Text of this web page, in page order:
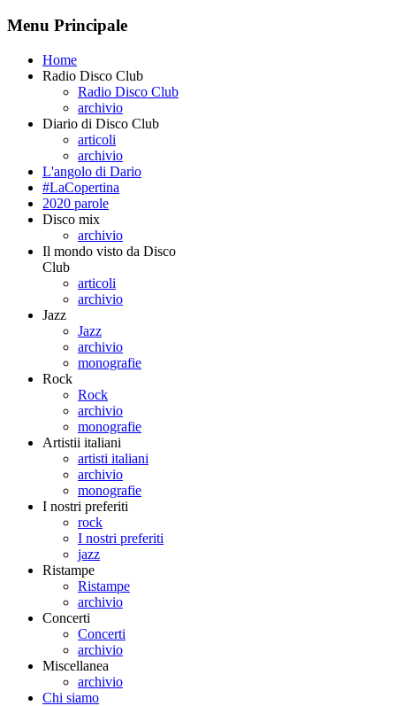
Menu Principale
Home
Radio Disco Club
Radio Disco Club
archivio
Diario di Disco Club
articoli
archivio
L'angolo di Dario
#LaCopertina
2020 parole
Disco mix
archivio
Il mondo visto da Disco
Club
articoli
archivio
Jazz
Jazz
archivio
monografie
Rock
Rock
archivio
monografie
Artistii italiani
artisti italiani
archivio
monografie
I nostri preferiti
rock
I nostri preferiti
jazz
Ristampe
Ristampe
archivio
Concerti
Concerti
archivio
Miscellanea
archivio
Chi siamo